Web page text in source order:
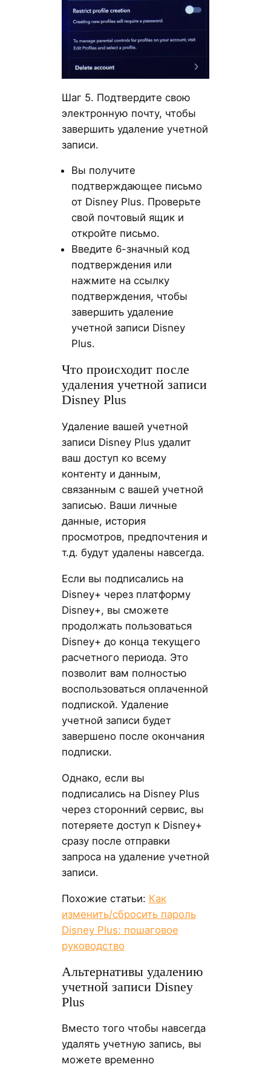
Шаг 5. Подтвердите свою
электронную почту, чтобы
завершить удаление учетной
записи.
Вы получите
подтверждающее письмо
от Disney Plus. Проверьте
свой почтовый ящик и
откройте письмо.
Введите 6-значный код
подтверждения или
нажмите на ссылку
подтверждения, чтобы
завершить удаление
учетной записи Disney
Plus.
Что происходит после
удаления учетной записи
Disney Plus
Удаление вашей учетной
записи Disney Plus удалит
ваш доступ ко всему
контенту и данным,
связанным с вашей учетной
записью. Ваши личные
данные, история
просмотров, предпочтения и
т.д. будут удалены навсегда.
Если вы подписались на
Disney+ через платформу
Disney+, вы сможете
продолжать пользоваться
Disney+ до конца текущего
расчетного периода. Это
позволит вам полностью
воспользоваться оплаченной
подпиской. Удаление
учетной записи будет
завершено после окончания
подписки.
Однако, если вы
подписались на Disney Plus
через сторонний сервис, вы
потеряете доступ к Disney+
сразу после отправки
запроса на удаление учетной
записи.
Похожие статьи: Как
изменить/сбросить пароль
Disney Plus: пошаговое
руководство
Альтернативы удалению
учетной записи Disney
Plus
Вместо того чтобы навсегда
удалять учетную запись, вы
можете временно